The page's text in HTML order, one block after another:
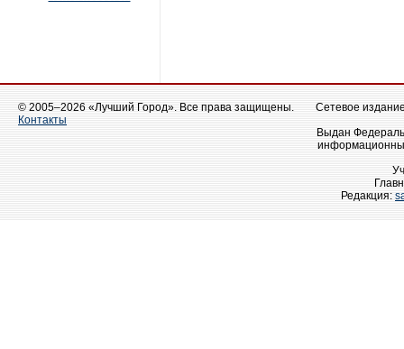
© 2005–2026 «Лучший Город». Все права защищены.
Контакты
Сетевое
Выдан
Редакция: